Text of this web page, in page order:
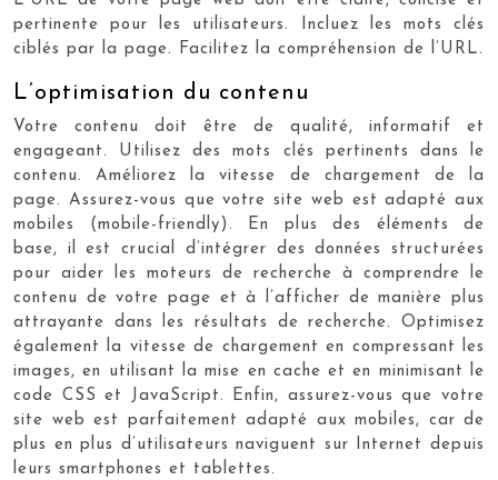
pertinente pour les utilisateurs. Incluez les mots clés
ciblés par la page. Facilitez la compréhension de l’URL.
L’optimisation du contenu
Votre contenu doit être de qualité, informatif et
engageant. Utilisez des mots clés pertinents dans le
contenu. Améliorez la vitesse de chargement de la
page. Assurez-vous que votre site web est adapté aux
mobiles (mobile-friendly). En plus des éléments de
base, il est crucial d’intégrer des données structurées
pour aider les moteurs de recherche à comprendre le
contenu de votre page et à l’afficher de manière plus
attrayante dans les résultats de recherche. Optimisez
également la vitesse de chargement en compressant les
images, en utilisant la mise en cache et en minimisant le
code CSS et JavaScript. Enfin, assurez-vous que votre
site web est parfaitement adapté aux mobiles, car de
plus en plus d’utilisateurs naviguent sur Internet depuis
leurs smartphones et tablettes.